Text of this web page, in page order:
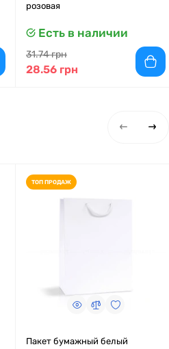
розовая
Есть в наличии
31.74 грн
28.56 грн
ТОП ПРОДАЖ
Пакет бумажный белый